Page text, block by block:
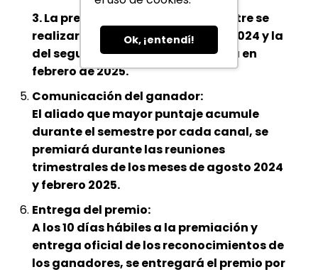
Ok, ¡entendí!
3. La premiación del primer semestre se
realizará en el mes de agosto de 2024 y la
del segundo semestre se realizará en
febrero de 2025.
Comunicación del ganador:
El aliado que mayor puntaje acumule
durante el semestre por cada canal, se
premiará durante las reuniones
trimestrales de los meses de agosto 2024
y febrero 2025.
Entrega del premio:
A los 10 días hábiles a la premiación y
entrega oficial de los reconocimientos de
los ganadores, se entregará el premio por